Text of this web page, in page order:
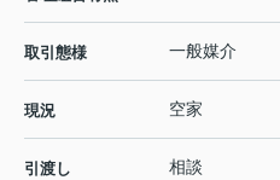
取引態様 一般媒介
現況 空家
引渡し 相談